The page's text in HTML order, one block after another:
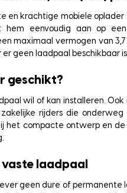
en krachtige mobiele oplader
hem eenvoudig aan op
maximaal vermogen van 3,7
geen laadpaal beschikbaar
geschikt?
wil of kan installeren. Ook
rijders die onderweg
het compacte ontwerp en de
laadpaal
geen dure of permanente